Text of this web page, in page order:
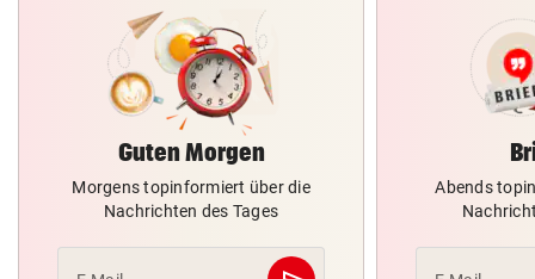
Guten Morgen
Morgens topinformiert über die
Nachrichten des Tages
Abends